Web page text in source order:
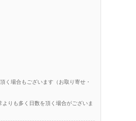
く場合もございます（お取り寄せ・
りも多く日数を頂く場合がございま